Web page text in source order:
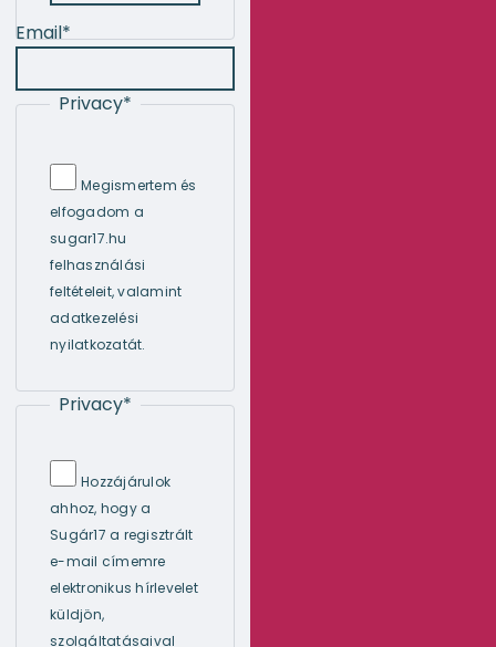
Email*
Privacy*
Megismertem és
elfogadom a
sugar17.hu
felhasználási
feltételeit, valamint
adatkezelési
nyilatkozatát.
Privacy*
Hozzájárulok
ahhoz, hogy a
Sugár17 a regisztrált
e-mail címemre
elektronikus hírlevelet
küldjön,
szolgáltatásaival